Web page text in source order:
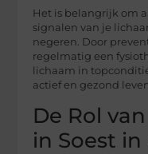
Het is belangrijk om
signalen van je
negeren. Door
regelmatig een
lichaam in
actief en gezond
De Rol
in Soest